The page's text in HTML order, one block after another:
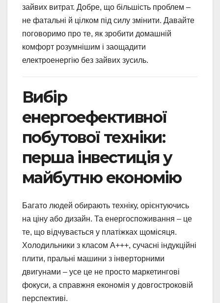
зайвих витрат. Добре, що більшість проблем –
не фатальні й цілком під силу змінити. Давайте
поговоримо про те, як зробити домашній
комфорт розумнішим і заощадити
електроенергію без зайвих зусиль.
Вибір
енергоефективної
побутової техніки:
перша інвестиція у
майбутню економію
Багато людей обирають техніку, орієнтуючись
на ціну або дизайн. Та енергоспоживання – це
те, що відчувається у платіжках щомісяця.
Холодильники з класом A+++, сучасні індукційні
плити, пральні машини з інверторними
двигунами – усе це не просто маркетингові
фокуси, а справжня економія у довгостроковій
перспективі.